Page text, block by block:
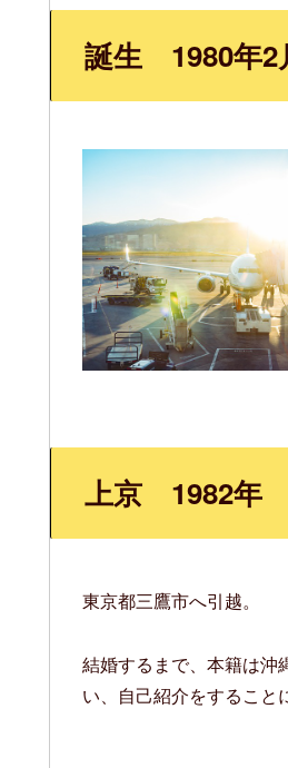
誕生 1980年2
上京 1982年
東京都三鷹市へ引越。
結婚するまで、本籍は沖
い、自己紹介をすること